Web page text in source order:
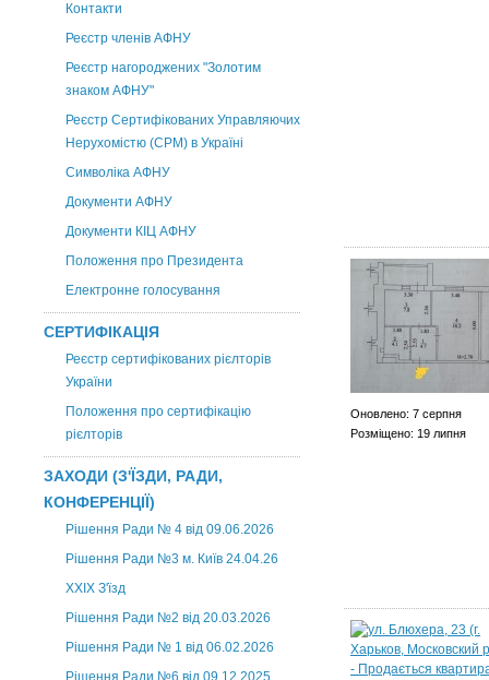
Контакти
Реєстр членів АФНУ
Реєстр нагороджених "Золотим
знаком АФНУ"
Реєстр Сертифікованих Управляючих
Нерухомістю (CPM) в Україні
Символіка АФНУ
Документи АФНУ
Документи КІЦ АФНУ
Положення про Президента
Електронне голосування
СЕРТИФІКАЦІЯ
Реєстр сертифікованих рієлторів
України
Положення про сертифікацію
рієлторів
ЗАХОДИ (З'ЇЗДИ, РАДИ,
КОНФЕРЕНЦІЇ)
Рішення Ради № 4 від 09.06.2026
Рішення Ради №3 м. Київ 24.04.26
XXІХ З'їзд
Рішення Ради №2 від 20.03.2026
Рішення Ради № 1 від 06.02.2026
Рішення Ради №6 від 09.12.2025
Оновлено: 7 серпня
Розміщено: 19 липня